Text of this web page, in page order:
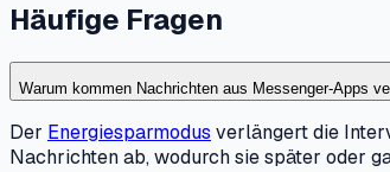
Häufige Fragen
Warum kommen Nachrichten aus Messenger-Apps
Der Energiesparmodus verlängert die
Nachrichten ab, wodurch sie später oder